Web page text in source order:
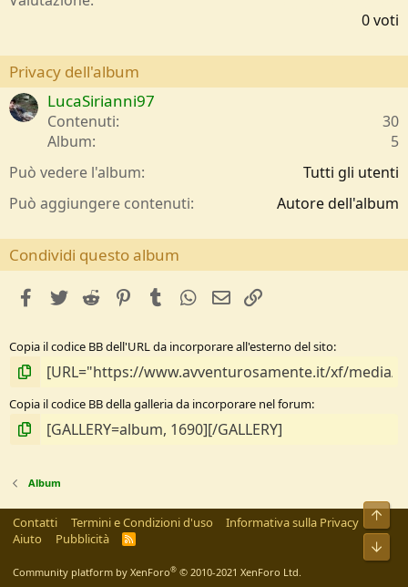
0
t
l
l
0 voti
Privacy dell'album
LucaSirianni97
Contenuti
30
Album
5
Può vedere l'album
Tutti gli utenti
Può aggiungere contenuti
Autore dell'album
Condividi questo album
facebookTwitterReddit PinterestTumblrWhatsApp
e-mail
Copia il codice BB dell'URL da incorporare all'esterno del sito
Copia il codice BB della galleria da incorporare nel forum
Album
Contatti Termini e Condizioni d'uso
Informativa sulla Privacy
Aiuto
Pubblicità
R
S
Community platform by XenForo® © 2010-2021 XenForo Ltd.
Alto